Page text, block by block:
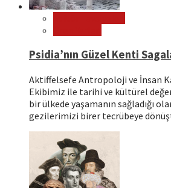
Psidia’nın Güzel Kenti
Aktiffelsefe Antropoloji ve İnsan
Ekibimiz ile tarihi ve kültürel
bir ülkede yaşamanın sağladığı
gezilerimizi birer tecrübeye